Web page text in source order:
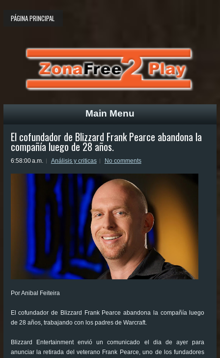
PÁGINA PRINCIPAL
Main Menu
El cofundador de Blizzard Frank Pearce abandona la
compañía luego de 28 años.
6:58:00 a.m. Análisis y criticas No comments
Por Anibal Feiteira
El cofundador de Blizzard Frank Pearce abandona la compañía luego
de 28 años, trabajando con los padres de Warcraft.
Blizzard Entertainment envió un comunicado el dia de ayer para
anunciar la retirada del veterano Frank Pearce, uno de los fundadores